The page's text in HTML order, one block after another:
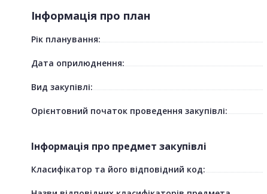
Інформація про план
Рік планування:
Дата оприлюднення:
Вид закупівлі:
Орієнтовний початок проведення закупівлі:
Інформація про предмет закупівлі
Класифікатор та його відповідний код: